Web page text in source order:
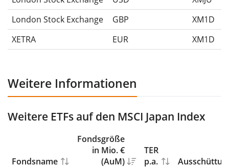
London Stock Exchange
GBP
XM1D
XETRA
EUR XM1D
Weitere Informationen
Weitere ETFs auf den MSCI Japan Index
Fondsname
Fondsgröße
in Mio. €
(AuM)
TER
p.a.